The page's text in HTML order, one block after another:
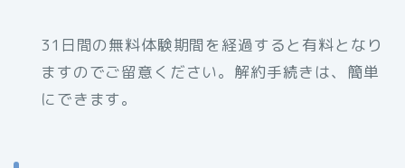
31日間の無料体験期間を経過すると有料となり
ますのでご留意ください。解約手続きは、簡単
にできます。